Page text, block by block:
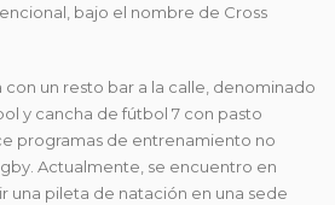
bajo el nombre de Cross
con un resto bar a la calle, denominado
y cancha de fútbol 7 con pasto
programas de entrenamiento no
Actualmente, se encuentro en
una pileta de natación en una sede